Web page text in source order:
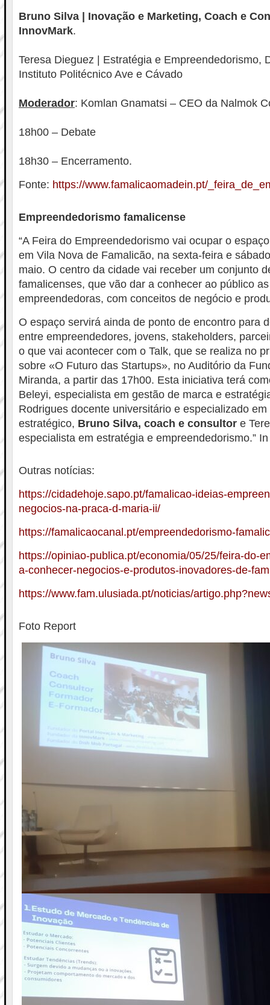
Bruno Silva | Inovação e Marketing, Coach e
InnovMark.
Teresa Dieguez | Estratégia e Empreendedorismo,
Instituto Politécnico Ave e Cávado
Moderador: Komlan Gnamatsi – CEO da Nalmok
18h00 – Debate
18h30 – Encerramento.
Fonte: https://www.famalicaomadein.pt/
Empreendedorismo famalicense
“A Feira do Empreendedorismo vai ocupar o
em Vila Nova de Famalicão, na sexta-feira e
maio. O centro da cidade vai receber um conjunto
famalicenses, que vão dar a conhecer ao público
empreendedoras, com conceitos de negócio e
O espaço servirá ainda de ponto de encontro para
entre empreendedores, jovens, stakeholders,
o que vai acontecer com o Talk, que se realiza no
sobre «O Futuro das Startups», no Auditório da
Miranda, a partir das 17h00. Esta iniciativa terá
Beleyi, especialista em gestão de marca e
Rodrigues docente universitário e especializado
estratégico, Bruno Silva, coach e consultor e
especialista em estratégia e empreendedorismo.”
Outras notícias:
https://cidadehoje.sapo.pt/famalicao-ideias-
negocios-na-praca-d-maria-ii/
https://famalicaocanal.pt/empreendedorismo-
https://opiniao-publica.pt/economia/05/25/feira-do-
a-conhecer-negocios-e-produtos-inovadores-de-
https://www.fam.ulusiada.pt/noticias/
Foto Report